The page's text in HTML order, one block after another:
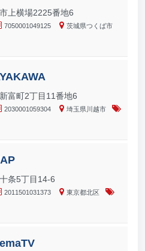
上横場2225番地6
7050001049125
茨城県つくば市
富町2丁目11番地6
2030001059304
埼玉県川越市
条5丁目14-6
2011501031373
東京都北区